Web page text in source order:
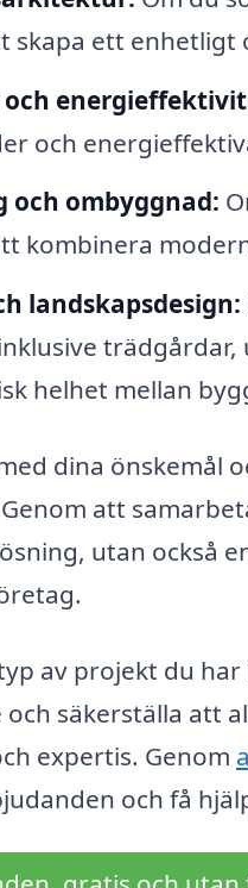
skapa ett
och
och ombyggnad:
kombinera
landskapsdesign:
helhet mellan
dina önskemål
att
utan också
av projekt du
säkerställa att
expertis. Genom
och få